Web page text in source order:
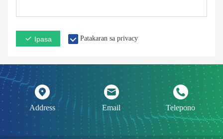
Ipasa Patakaran sa privacy
Address Email Telepono